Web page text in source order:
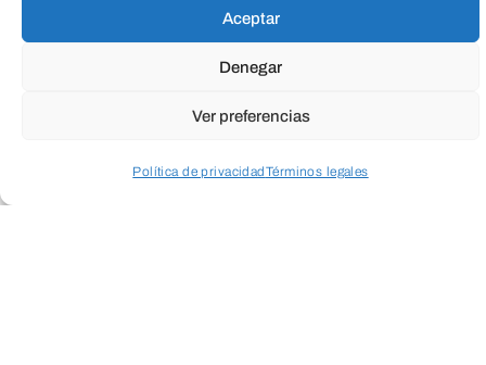
Aceptar
Denegar
Ver preferencias
Política de privacidadTérminos legales